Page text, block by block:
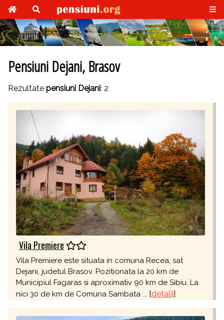
Pensiuni Dejani, Brasov
Rezultate pensiuni Dejani: 2
Vila Premiere
Vila Premiere este situata in comuna Recea, sat
Dejani, judetul Brasov. Pozitionata la 20 km de
Municipiul Fagaras si aproximativ 90 km de Sibiu. La
nici 30 de km de Comuna Sambata ... [detalii]